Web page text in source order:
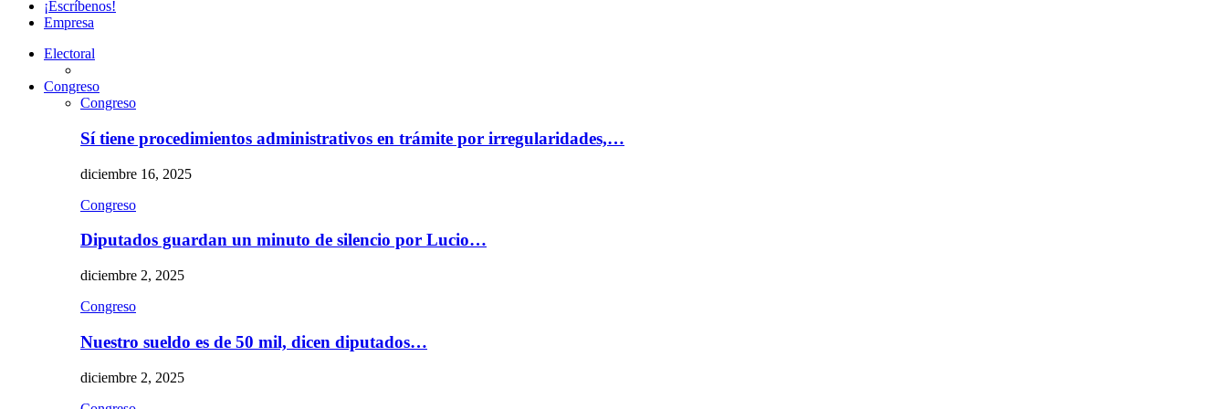
¡Escríbenos!
Empresa
Electoral
Congreso
Congreso
Sí tiene procedimientos administrativos en trámite por irregularidades,…
diciembre 16, 2025
Congreso
Diputados guardan un minuto de silencio por Lucio…
diciembre 2, 2025
Congreso
Nuestro sueldo es de 50 mil, dicen diputados…
diciembre 2, 2025